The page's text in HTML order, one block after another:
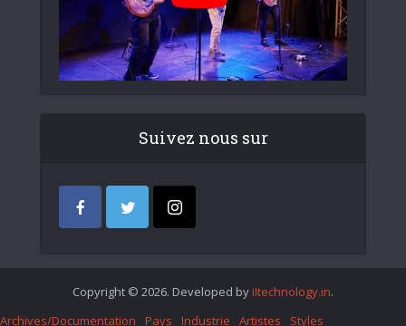
Suivez nous sur
Copyright © 2026. Developed by iItechnology.in.
Archives/Documentation
Pays Industrie Artistes Styles